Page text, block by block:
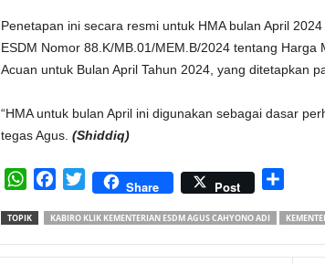
Penetapan ini secara resmi untuk HMA bulan April
ESDM Nomor 88.K/MB.01/MEM.B/2024 tentang
Acuan untuk Bulan April Tahun 2024, yang ditetapkan
“HMA untuk bulan April ini digunakan sebagai dasar
tegas Agus. (Shiddiq)
W
a
t
c
e
T
i
t
Share Post
a
r
TOPIK KABIRO KLIK KEMENTERIAN ESDM AGUS CAHYONO ADI